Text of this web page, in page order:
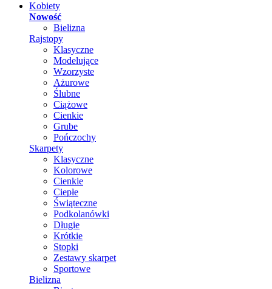
Kobiety
Nowość
Bielizna
Rajstopy
Klasyczne
Modelujące
Wzorzyste
Ażurowe
Ślubne
Ciążowe
Cienkie
Grube
Pończochy
Skarpety
Klasyczne
Kolorowe
Cienkie
Ciepłe
Świąteczne
Podkolanówki
Długie
Krótkie
Stopki
Zestawy skarpet
Sportowe
Bielizna